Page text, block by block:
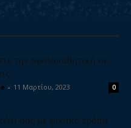
την ομοιοπαθητική σε
- 11 Μαρτίου, 2023 0
σας με φυσικό τρόπο